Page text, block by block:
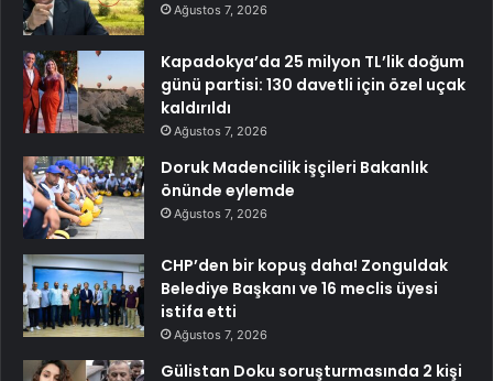
Ağustos 7, 2026
Kapadokya’da 25 milyon TL’lik doğum
günü partisi: 130 davetli için özel uçak
kaldırıldı
Ağustos 7, 2026
Doruk Madencilik işçileri Bakanlık
önünde eylemde
Ağustos 7, 2026
CHP’den bir kopuş daha! Zonguldak
Belediye Başkanı ve 16 meclis üyesi
istifa etti
Ağustos 7, 2026
Gülistan Doku soruşturmasında 2 kişi